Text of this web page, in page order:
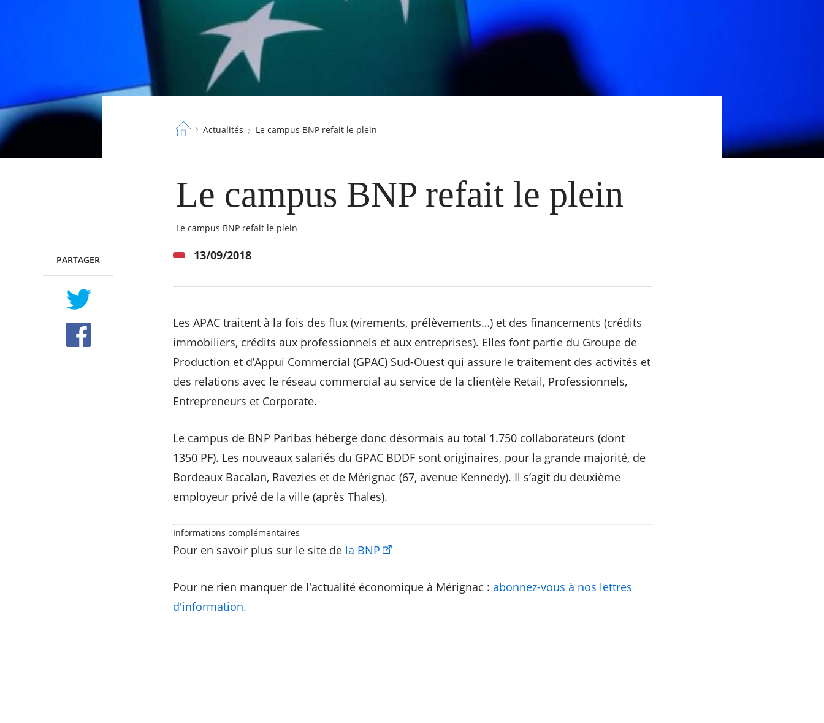
Fil
Actualités Le campus BNP refait le plein
Le campus BNP refait le plein
Le campus BNP refait le plein
PARTAGER
TWITTER
FACEBOOK
13/09/2018
Les APAC traitent à la fois des flux (virements, prélèvements…) et des financements (crédits
immobiliers, crédits aux professionnels et aux entreprises). Elles font partie du Groupe de
Production et d’Appui Commercial (GPAC) Sud-Ouest qui assure le traitement des activités et
des relations avec le réseau commercial au service de la clientèle Retail, Professionnels,
Entrepreneurs et Corporate.
Le campus de BNP Paribas héberge donc désormais au total 1.750 collaborateurs (dont
1350 PF). Les nouveaux salariés du GPAC BDDF sont originaires, pour la grande majorité, de
Bordeaux Bacalan, Ravezies et de Mérignac (67, avenue Kennedy). Il s’agit du deuxième
employeur privé de la ville (après Thales).
Informations complémentaires
Pour en savoir plus sur le site de la BNP
Pour ne rien manquer de l'actualité économique à Mérignac : abonnez-vous à nos lettres
d'information.